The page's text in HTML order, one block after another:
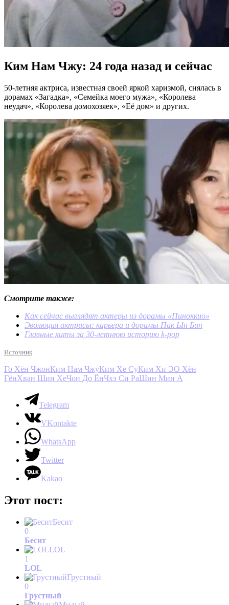
Ким Нам Чжу: 24 года назад и сейчас
50-летняя актриса, известная своей яркой харизмой, снялась в
дорамах «Загадка», «Семейка моего мужа», «Королева
неудач», «Королева домохозяек», «Её дом» и других.
Смотрите также:
Как сейчас выглядят актеры из дорамы «Пиноккио»
Эволюция актрисы: карьера и дорамы Пак Ын Бин
Главные хиты за 30-летнюю историю k-pop
Источник
Го Хён ЧжонКим Нам ЧжуКим Хе СуКим Хи ЭО Хён
ГёнХван Шин ХеЧон До ЁнЧхэ Си РаШин Мин А
Telegram
VKontakte
WhatsApp
Twitter
Kakao
Этот пост:
Бесит
0
Бесит
LOL
1
LOL
Грустный
0
Грустный